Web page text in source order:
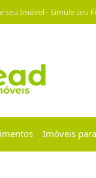
seu Imóvel-Simule seu
Imóveis